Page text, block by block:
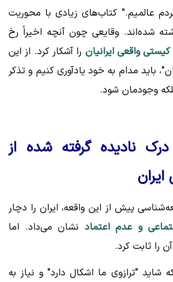
عالمیم." کتاب‌های زیادی با محوریت
شده‌اند. وقایعی چون آنچه اخیراً رخ
کیستی واقعی ایرانیان را آشکار کرد. از این
باید مدام به خود یادآوری کنیم و تذکر
وجودمان شود.
درک نادیده گرفته شده از
پیش از این واقعه، ایران را دچار
و عدم اعتماد نشان می‌داد. اما
را ثابت کرد.
شاید "ترازوی ما اشکال دارد" و نیاز به